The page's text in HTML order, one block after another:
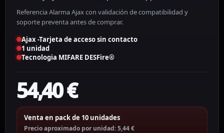
Referencia Alarma Ajax con validación de compatibilidad y
soporte preventa antes de comprar.
Ajax -Tarjeta de acceso sin contacto
1 unidad
Tecnologia MIFARE DESFire®
54,40€
Venta en pack de 10 unidades
Precio aproximado por unidad: 5,44 €